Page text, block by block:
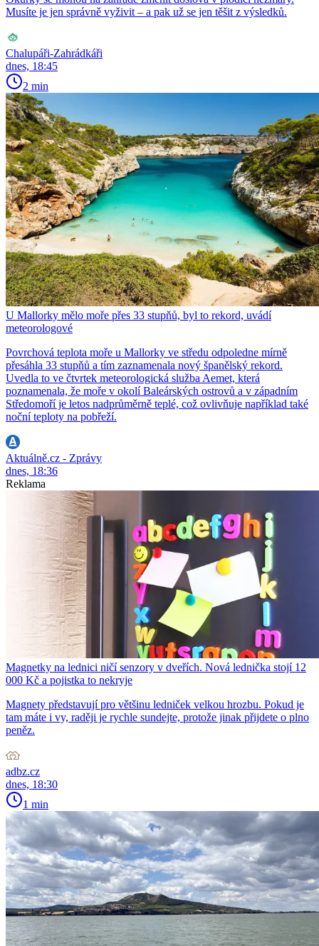
Musíte je jen správně vyživit – a pak už se jen těšit z výsledků.
Chalupáři-Zahrádkáři
dnes, 18:45
2 min
U Mallorky mělo moře přes 33 stupňů, byl to rekord, uvádí
meteorologové
Povrchová teplota moře u Mallorky ve středu odpoledne mírně
přesáhla 33 stupňů a tím zaznamenala nový španělský rekord.
Uvedla to ve čtvrtek meteorologická služba Aemet, která
poznamenala, že moře v okolí Baleárských ostrovů a v západním
Středomoří je letos nadprůměrně teplé, což ovlivňuje například také
noční teploty na pobřeží.
Aktuálně.cz - Zprávy
dnes, 18:36
Reklama
Magnetky na lednici ničí senzory v dveřích. Nová lednička stojí 12
000 Kč a pojistka to nekryje
Magnety představují pro většinu ledniček velkou hrozbu. Pokud je
tam máte i vy, raději je rychle sundejte, protože jinak přijdete o plno
peněz.
adbz.cz
dnes, 18:30
1 min